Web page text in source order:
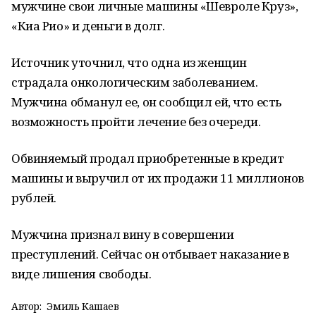
мужчине свои личные машины «Шевроле Круз»,
«Киа Рио» и деньги в долг.
Источник уточнил, что одна из женщин
страдала онкологическим заболеванием.
Мужчина обманул ее, он сообщил ей, что есть
возможность пройти лечение без очереди.
Обвиняемый продал приобретенные в кредит
машины и выручил от их продажи 11 миллионов
рублей.
Мужчина признал вину в совершении
преступлений. Сейчас он отбывает наказание в
виде лишения свободы.
Автор: Эмиль Кашаев